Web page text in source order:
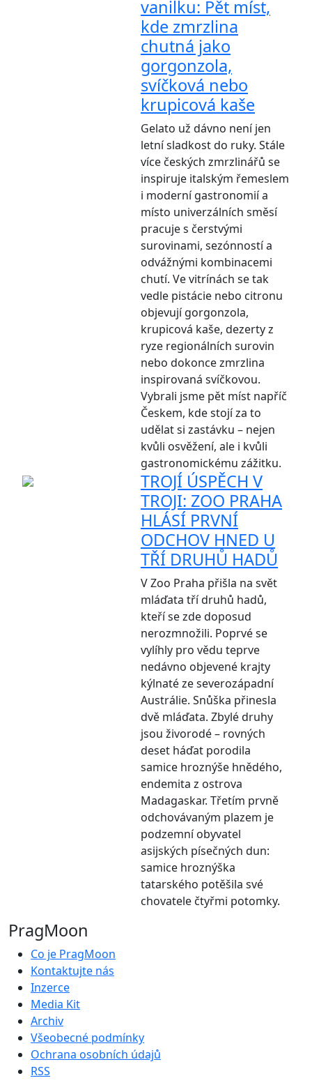
vanilku: Pět míst,
kde zmrzlina
chutná jako
gorgonzola,
svíčková nebo
krupicová kaše
Gelato už dávno není jen
letní sladkost do ruky. Stále
více českých zmrzlinářů se
inspiruje italským řemeslem
i moderní gastronomií a
místo univerzálních směsí
pracuje s čerstvými
surovinami, sezónností a
odvážnými kombinacemi
chutí. Ve vitrínách se tak
vedle pistácie nebo citronu
objevují gorgonzola,
krupicová kaše, dezerty z
ryze regionálních surovin
nebo dokonce zmrzlina
inspirovaná svíčkovou.
Vybrali jsme pět míst napříč
Českem, kde stojí za to
udělat si zastávku – nejen
kvůli osvěžení, ale i kvůli
gastronomickému zážitku.
TROJÍ ÚSPĚCH V
TROJI: ZOO PRAHA
HLÁSÍ PRVNÍ
ODCHOV HNED U
TŘÍ DRUHŮ HADŮ
V Zoo Praha přišla na svět
mláďata tří druhů hadů,
kteří se zde doposud
nerozmnožili. Poprvé se
vylíhly pro vědu teprve
nedávno objevené krajty
kýlnaté ze severozápadní
Austrálie. Snůška přinesla
dvě mláďata. Zbylé druhy
jsou živorodé – rovných
deset háďat porodila
samice hroznýše hnědého,
endemita z ostrova
Madagaskar. Třetím prvně
odchovávaným plazem je
podzemní obyvatel
asijských písečných dun:
samice hroznýška
tatarského potěšila své
chovatele čtyřmi potomky.
PragMoon
Co je PragMoon
Kontaktujte nás
Inzerce
Media Kit
Archiv
Všeobecné podmínky
Ochrana osobních údajů
RSS